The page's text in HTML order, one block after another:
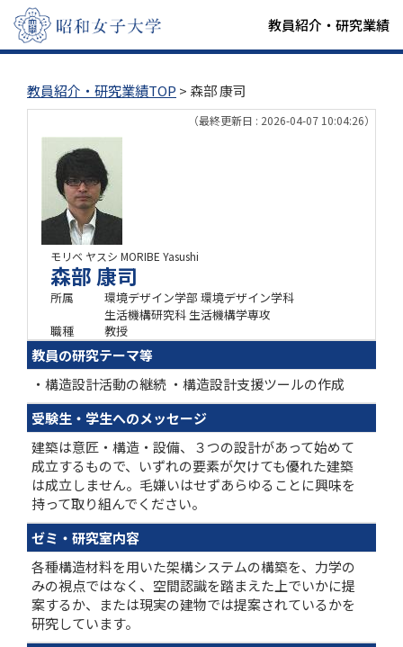
教員紹介・研究業績
教員紹介・研究業績TOP > 森部 康司
（最終更新日 : 2026-04-07 10:04:26）
モリベ ヤスシ MORIBE Yasushi
森部 康司
所属
環境デザイン学部 環境デザイン学科
生活機構研究科 生活機構学専攻
職種
教授
教員の研究テーマ等
・構造設計活動の継続 ・構造設計支援ツールの作成
受験生・学生へのメッセージ
建築は意匠・構造・設備、３つの設計があって始めて
成立するもので、いずれの要素が欠けても優れた建築
は成立しません。毛嫌いはせずあらゆることに興味を
持って取り組んでください。
ゼミ・研究室内容
各種構造材料を用いた架構システムの構築を、力学の
みの視点ではなく、空間認識を踏まえた上でいかに提
案するか、または現実の建物では提案されているかを
研究しています。